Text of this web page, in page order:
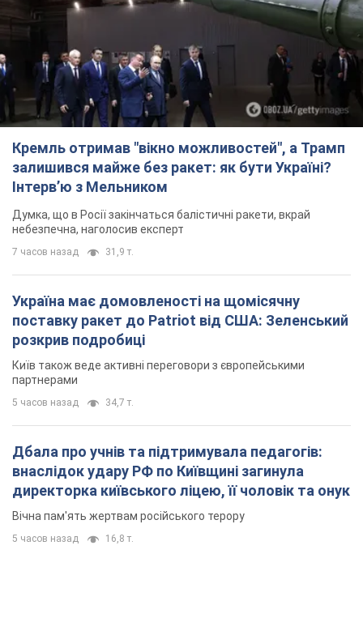
Кремль отримав "вікно можливостей", а Трамп
залишився майже без ракет: як бути Україні?
Інтерв’ю з Мельником
Думка, що в Росії закінчаться балістичні ракети, вкрай
небезпечна, наголосив експерт
7 часов назад 31,9 т.
Україна має домовленості на щомісячну
поставку ракет до Patriot від США: Зеленський
розкрив подробиці
Київ також веде активні переговори з європейськими
партнерами
5 часов назад 34,7 т.
Дбала про учнів та підтримувала педагогів:
внаслідок удару РФ по Київщині загинула
директорка київського ліцею, її чоловік та онук
Вічна пам'ять жертвам російського терору
5 часов назад 16,8 т.